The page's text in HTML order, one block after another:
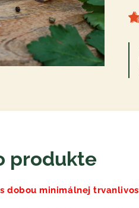
produkte
dobou minimálnej